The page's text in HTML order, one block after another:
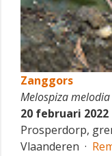
Zanggors
Melospiza melodia
20 februari 2022
Prosperdorp,
Vlaanderen ·